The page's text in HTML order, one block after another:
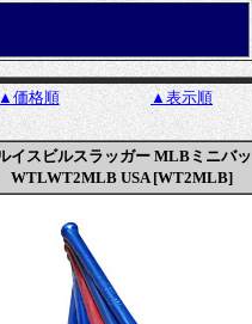
価格順
▲表示順
イスビルスラッガー MLBミニバッ
WTLWT2MLB USA [WT2MLB]